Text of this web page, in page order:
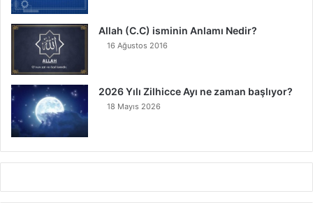
Allah (C.C) isminin Anlamı Nedir?
16 Ağustos 2016
2026 Yılı Zilhicce Ayı ne zaman başlıyor?
18 Mayıs 2026